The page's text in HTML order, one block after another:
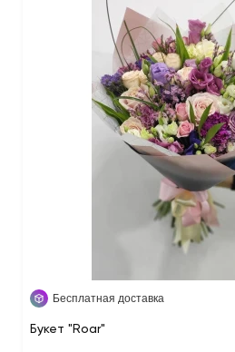
Бесплатная доставка
Букет "Roar"